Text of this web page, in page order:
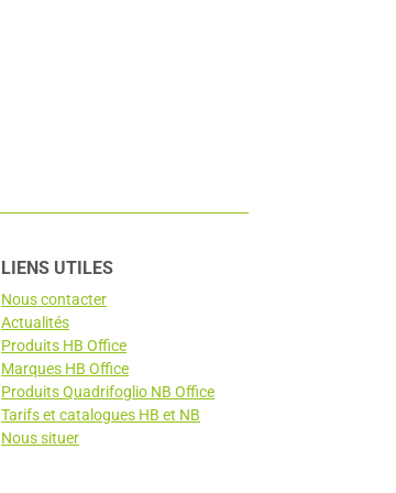
LIENS UTILES
Nous contacter
Actualités
Produits HB Office
Marques HB Office
Produits Quadrifoglio NB Office
Tarifs et catalogues HB et NB
Nous situer